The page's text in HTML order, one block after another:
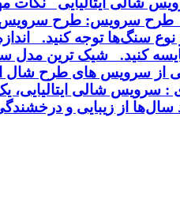
طرح سرویس: طرح سرویس
سنگ‌ها توجه کنید.
کنید. شیک ترین مدل
از سرویس های طرح
سرویس شالی ایتالیایی،
سال‌ها از زیبایی و